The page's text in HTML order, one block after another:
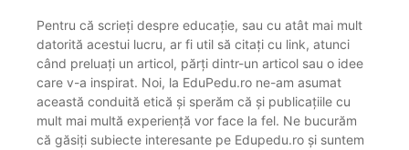
Pentru că scrieți despre educație, sau cu atât mai mult
datorită acestui lucru, ar fi util să citați cu link, atunci
când preluați un articol, părți dintr-un articol sau o idee
care v-a inspirat. Noi, la EduPedu.ro ne-am asumat
această conduită etică și sperăm că și publicațiile cu
mult mai multă experiență vor face la fel. Ne bucurăm
că găsiți subiecte interesante pe Edupedu.ro și suntem